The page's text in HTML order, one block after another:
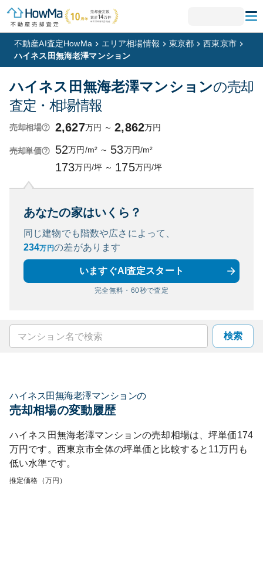
不動産AI査定HowMa エリア相場情報 東京都
西東京市
ハイネス田無海老澤マンション
ハイネス田無海老澤マンションの売却
査定・相場情報
売却相場 2,627万円 ～ 2,862万円
売却単価 52万円/m² ～ 53万円/m²
173万円/坪 ～ 175万円/坪
あなたの家はいくら？
同じ建物でも階数や広さによって、
234万円の差があります
いますぐAI査定スタート
完全無料・60秒で査定
検索
ハイネス田無海老澤マンションの
売却相場の変動履歴
ハイネス田無海老澤マンションの売却相場は、坪単価174
万円です。 西東京市全体の坪単価と比較すると 11万円も
低い水準です。
推定価格（万円）